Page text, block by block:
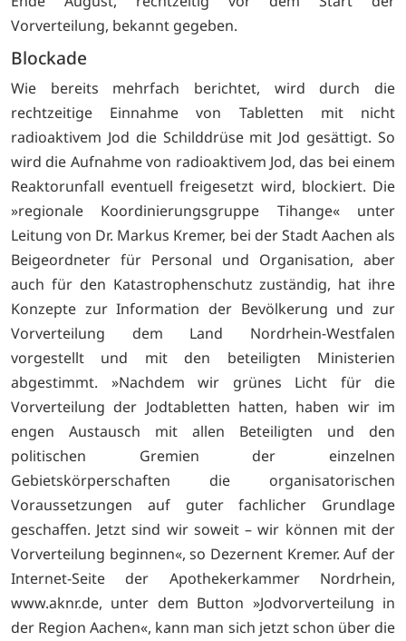
Vorverteilung, bekannt gegeben.
Blockade
Wie bereits mehrfach berichtet, wird durch die
rechtzeitige Einnahme von Tabletten mit nicht
radioaktivem Jod die Schilddrüse mit Jod gesättigt. So
wird die Aufnahme von radioaktivem Jod, das bei einem
Reaktorunfall eventuell freigesetzt wird, blockiert. Die
»regionale Koordinierungsgruppe Tihange« unter
Leitung von Dr. Markus Kremer, bei der Stadt Aachen als
Beigeordneter für Personal und Organisation, aber
auch für den Katastrophenschutz zuständig, hat ihre
Konzepte zur Information der Bevölkerung und zur
Vorverteilung dem Land Nordrhein-Westfalen
vorgestellt und mit den beteiligten Ministerien
abgestimmt. »Nachdem wir grünes Licht für die
Vorverteilung der Jodtabletten hatten, haben wir im
engen Austausch mit allen Beteiligten und den
politischen Gremien der einzelnen
Gebietskörperschaften die organisatorischen
Voraussetzungen auf guter fachlicher Grundlage
geschaffen. Jetzt sind wir soweit – wir können mit der
Vorverteilung beginnen«, so Dezernent Kremer. Auf der
Internet-Seite der Apothekerkammer Nordrhein,
www.aknr.de, unter dem Button »Jodvorverteilung in
der Region Aachen«, kann man sich jetzt schon über die